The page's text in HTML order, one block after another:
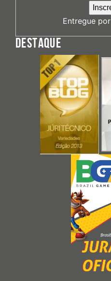
Entregue por
DESTAQUE